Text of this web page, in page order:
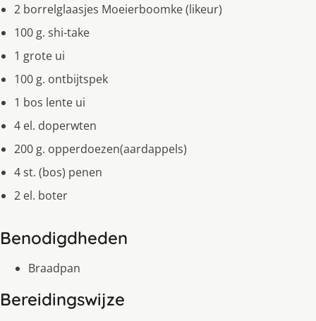
2 borrelglaasjes Moeierboomke (likeur)
100 g. shi-take
1 grote ui
100 g. ontbijtspek
1 bos lente ui
4 el. doperwten
200 g. opperdoezen(aardappels)
4 st. (bos) penen
2 el. boter
Benodigdheden
Braadpan
Bereidingswijze